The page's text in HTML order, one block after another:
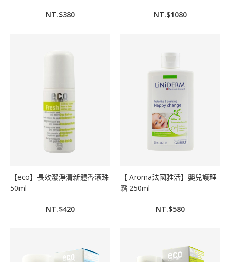
NT.$380 NT.$1080
【eco】長效潔淨清新體香滾珠
50ml
NT.$420
【 Aroma法國雅活】嬰兒護理
霜 250ml
NT.$580